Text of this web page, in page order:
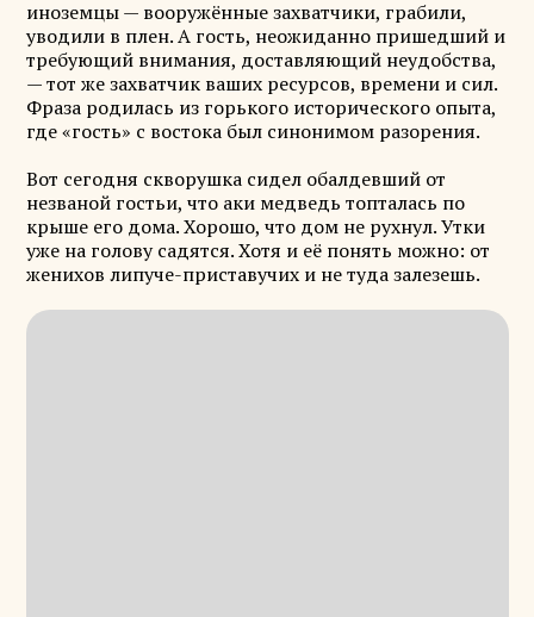
иноземцы — вооружённые захватчики, грабили,
уводили в плен. А гость, неожиданно пришедший и
требующий внимания, доставляющий неудобства,
— тот же захватчик ваших ресурсов, времени и сил.
Фраза родилась из горького исторического опыта,
где «гость» с востока был синонимом разорения.
Вот сегодня скворушка сидел обалдевший от
незваной гостьи, что аки медведь топталась по
крыше его дома. Хорошо, что дом не рухнул. Утки
уже на голову садятся. Хотя и её понять можно: от
женихов липуче-приставучих и не туда залезешь.